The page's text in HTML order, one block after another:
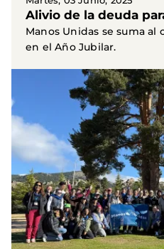
Alivio de la deuda
Manos Unidas se suma al
en el Año Jubilar.